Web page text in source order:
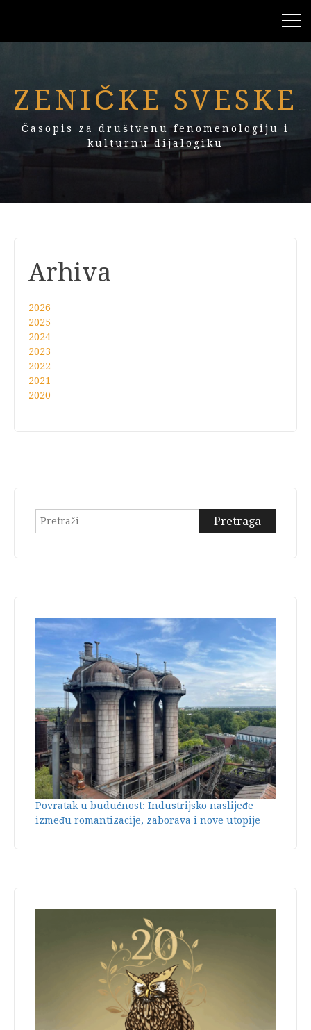
ZENIČKE SVESKE
Časopis za društvenu fenomenologiju i
kulturnu dijalogiku
Arhiva
2026
2025
2024
2023
2022
2021
2020
Pretraga:
Povratak u budućnost: Industrijsko naslijeđe
između romantizacije, zaborava i nove utopije